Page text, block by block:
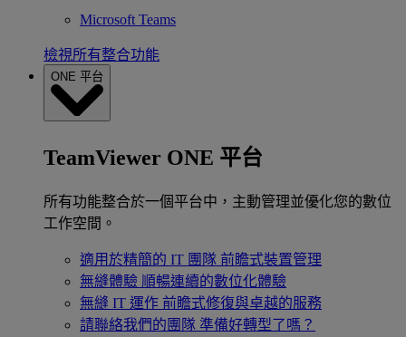
Microsoft Teams
檢視所有整合功能
ONE 平台
TeamViewer ONE 平台
所有功能整合於一個平台中，主動管理並優化您的數位
工作空間。
適用於精簡的 IT 團隊 前瞻式裝置管理
無縫體驗 順暢連續的數位化體驗
無縫 IT 運作 前瞻式修復與卓越的服務
請聯絡我們的團隊 準備好轉型了嗎？